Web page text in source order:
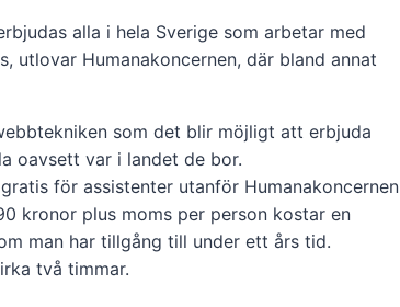
alla i hela Sverige som arbetar med
utlovar Humanakoncernen, där bland annat
som det blir möjligt att erbjuda
oavsett var i landet de bor.
för assistenter utanför Humanakoncernen
kronor plus moms per person kostar en
man har tillgång till under ett års tid.
två timmar.